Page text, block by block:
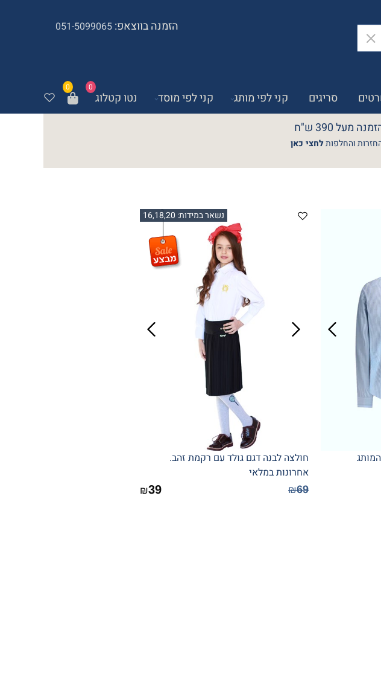
הזמנה בווצאפ: 051-5099065
0 0
סריגים קני לפי מותג קני לפי מוסד
נטו קטלוג
390 ש"ח
והחלפותלחצי כאן
נשאר במידות: 16,18,20
חולצה לבנה דגם גולד עם רקמת זהב.
אחרונות במלאי
₪69
₪39